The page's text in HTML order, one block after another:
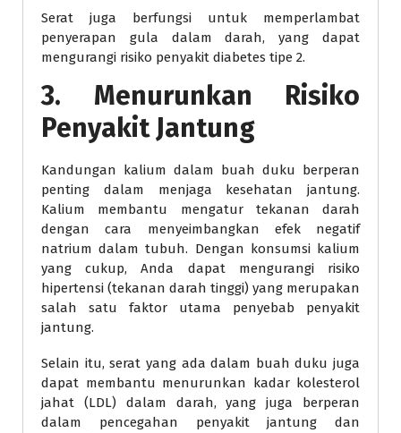
Serat juga berfungsi untuk memperlambat
penyerapan gula dalam darah, yang dapat
mengurangi risiko penyakit diabetes tipe 2.
3. Menurunkan Risiko
Penyakit Jantung
Kandungan kalium dalam buah duku berperan
penting dalam menjaga kesehatan jantung.
Kalium membantu mengatur tekanan darah
dengan cara menyeimbangkan efek negatif
natrium dalam tubuh. Dengan konsumsi kalium
yang cukup, Anda dapat mengurangi risiko
hipertensi (tekanan darah tinggi) yang merupakan
salah satu faktor utama penyebab penyakit
jantung.
Selain itu, serat yang ada dalam buah duku juga
dapat membantu menurunkan kadar kolesterol
jahat (LDL) dalam darah, yang juga berperan
dalam pencegahan penyakit jantung dan